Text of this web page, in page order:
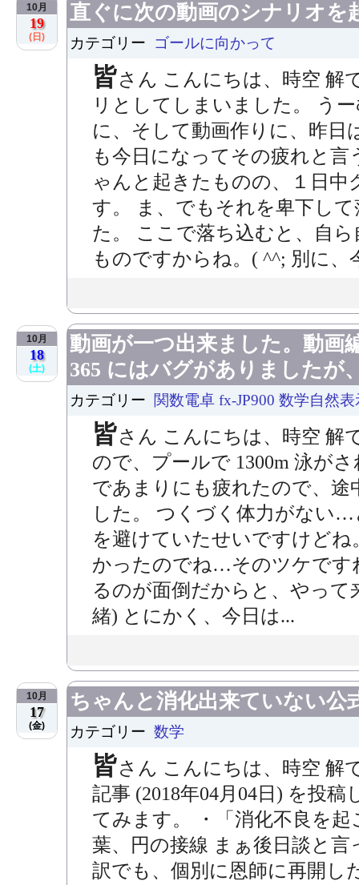
10月
19
(日)
直ぐに次の動画のシナリオを
カテゴリー ゴールに向かって
皆さん こんにちは、時空 解
リとしてしまいました。 う
に、そして動画作りに、昨日
も今日になってその疲れと
ゃんと起きたものの、１日
す。 ま、でもそれを卑下し
た。 ここで落ち込むと、自
ものですからね。( ^^; 別に、
10月
18
(土)
動画が一つ出来ました。動画
365 にはバグがありましたが
カテゴリー 関数電卓 fx-JP900 数学自然表
皆さん こんにちは、時空 解
ので、プールで 1300m 泳が
であまりにも疲れたので、途
した。 つくづく体力がない
を避けていたせいですけど
かったのでね…そのツケです
るのが面倒だからと、やっ
緒) とにかく、今日は...
10月
17
(金)
ちゃんと消化出来ていない公
カテゴリー 数学
皆さん こんにちは、時空 解
記事 (2018年04月04日) を投
てみます。 ・「消化不良を
葉、円の接線 まぁ後日談と
訳でも、個別に恩師に再開し